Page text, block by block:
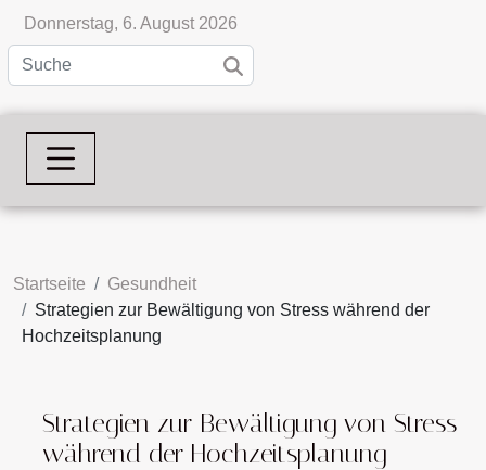
Donnerstag, 6. August 2026
Startseite
Gesundheit
Strategien zur Bewältigung von Stress während der
Hochzeitsplanung
Strategien zur Bewältigung von Stress
während der Hochzeitsplanung